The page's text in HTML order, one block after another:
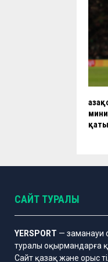
САЙТ ТУРАЛЫ
YERSPORT — заманауи
туралы оқырмандарға
Сайт қазақ және орыс